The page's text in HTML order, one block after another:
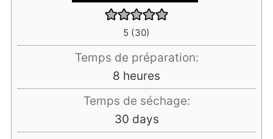
5 (30)
Temps de préparation:
8 heures
heures
Temps de séchage:
30days
days